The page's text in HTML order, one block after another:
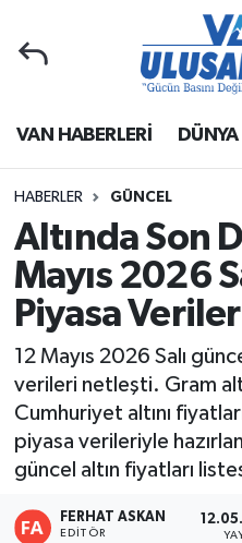
VAN HABERLERİ DÜNYA
HABERLER GÜNCEL
Altında Son
Mayıs 2026
Piyasa
12 Mayıs 2026 Salı
verileri netleşti. Gram
Cumhuriyet altını
piyasa verileriyle
güncel altın fiyatları
FERHAT ASKAN
EDITÖR
Van Nöbetçi
Van Hava Durumu
Van Namaz Vakitleri
Van Trafik Yoğunluk
Süper Lig Puan
Tüm Manşetler
Son Dakika Haberleri
Haber Arşivi